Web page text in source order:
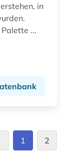
in
...
1 2